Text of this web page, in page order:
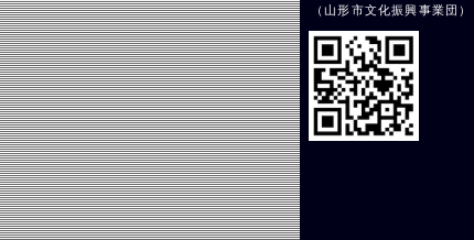
（山形市文化振興事業団 ）